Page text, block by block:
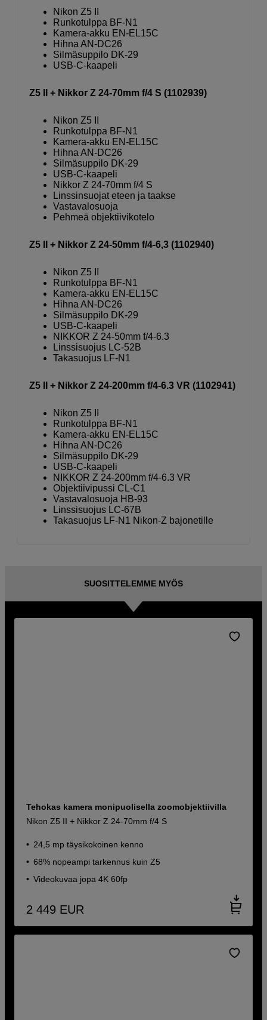
Nikon Z5 II
Runkotulppa BF-N1
Kamera-akku EN-EL15C
Hihna AN-DC26
Silmäsuppilo DK-29
USB-C-kaapeli
Z5 II + Nikkor Z 24-70mm f/4 S (1102939)
Nikon Z5 II
Runkotulppa BF-N1
Kamera-akku EN-EL15C
Hihna AN-DC26
Silmäsuppilo DK-29
USB-C-kaapeli
Nikkor Z 24-70mm f/4 S
Linssinsuojat eteen ja taakse
Vastavalosuoja
Pehmeä objektiivikotelo
Z5 II + Nikkor Z 24-50mm f/4-6,3 (1102940)
Nikon Z5 II
Runkotulppa BF-N1
Kamera-akku EN-EL15C
Hihna AN-DC26
Silmäsuppilo DK-29
USB-C-kaapeli
NIKKOR Z 24-50mm f/4-6.3
Linssisuojus LC-52B
Takasuojus LF-N1
Z5 II + Nikkor Z 24-200mm f/4-6.3 VR (1102941)
Nikon Z5 II
Runkotulppa BF-N1
Kamera-akku EN-EL15C
Hihna AN-DC26
Silmäsuppilo DK-29
USB-C-kaapeli
NIKKOR Z 24-200mm f/4-6.3 VR
Objektiivipussi CL-C1
Vastavalosuoja HB-93
Linssisuojus LC-67B
Takasuojus LF-N1 Nikon-Z bajonetille
SUOSITTELEMME MYÖS
Tehokas kamera monipuolisella zoomobjektiivilla
Nikon Z5 II + Nikkor Z 24-70mm f/4 S
24,5 mp täysikokoinen kenno
68% nopeampi tarkennus kuin Z5
Videokuvaa jopa 4K 60fp
2 449 EUR